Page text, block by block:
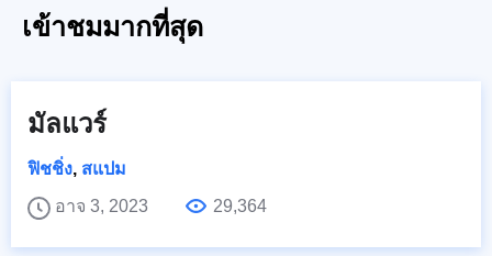
เข้าชมมากที่สุด
มัลแวร์
ฟิชชิ่ง, สแปม
อาจ 3, 2023
29,364